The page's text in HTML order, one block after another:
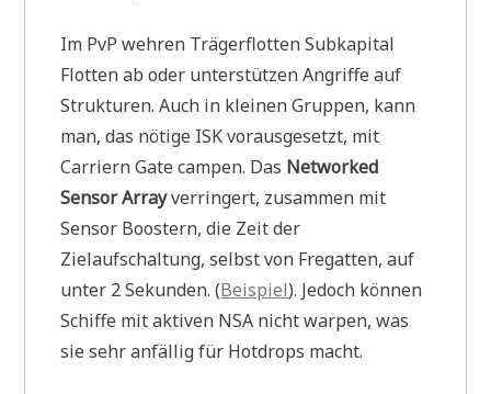
Im PvP wehren Trägerflotten Subkapital
Flotten ab oder unterstützen Angriffe auf
Strukturen. Auch in kleinen Gruppen, kann
man, das nötige ISK vorausgesetzt, mit
Carriern Gate campen. Das Networked
Sensor Arrayverringert, zusammen mit
Sensor Boostern, die Zeit der
Zielaufschaltung, selbst von Fregatten, auf
unter 2 Sekunden. (Beispiel). Jedoch können
Schiffe mit aktiven NSA nicht warpen, was
sie sehr anfällig für Hotdrops macht.